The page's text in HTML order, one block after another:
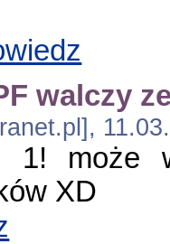
walczy
1! może
XD